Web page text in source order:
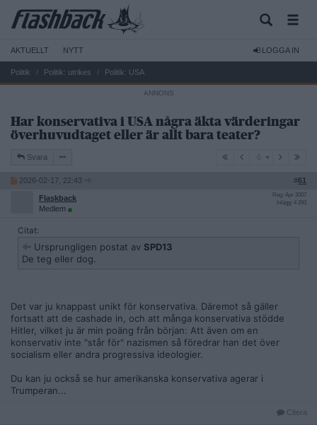
AKTUELLT NYTT LOGGA IN
Politik Politik: utrikes Politik: USA
Har konservativa i USA några äkta värderingar
överhuvudtaget eller är allt bara teater?
Svara
2026-02-17, 22:43 #61
Flaskback
Medlem
Reg: Apr 2007
Inlägg: 4 293
Citat:
Ursprungligen postat av SPD13
De teg eller dog.
Det var ju knappast unikt för konservativa. Däremot så gäller
fortsatt att de cashade in, och att många konservativa stödde
Hitler, vilket ju är min poäng från början: Att även om en
konservativ inte "står för" nazismen så föredrar han det över
socialism eller andra progressiva ideologier.
Du kan ju också se hur amerikanska konservativa agerar i
Trumperan...
Citera